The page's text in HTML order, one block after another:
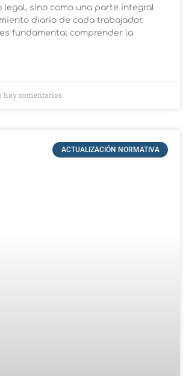
legal, sino como una parte integral
diario de cada trabajador.
fundamental comprender la
hay comentarios
ACTUALIZACIÓN NORMATIVA